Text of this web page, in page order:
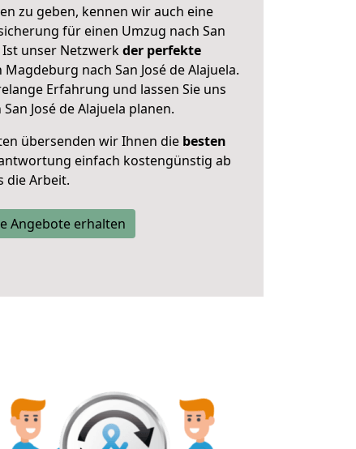
zu geben, kennen wir auch eine
für einen Umzug nach San
Ist unser Netzwerkder perfekte
nach San José de Alajuela.
Erfahrung und lassen Sie uns
José de Alajuela planen.
übersenden wir Ihnen die besten
einfach kostengünstig ab
die Arbeit.
Angebote erhalten